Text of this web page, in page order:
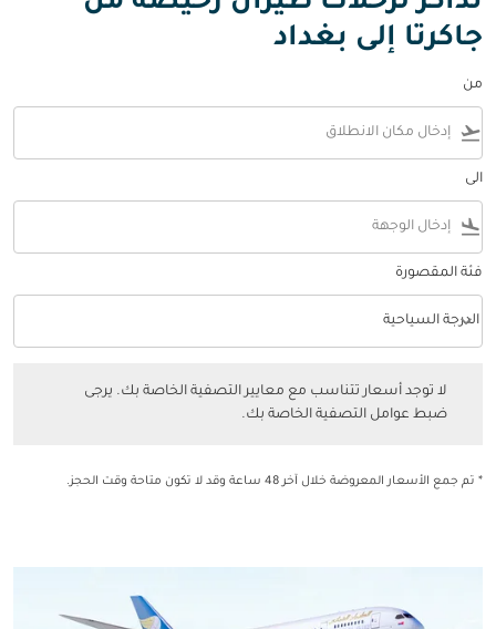
جاكرتا إلى بغداد
من
flight_takeoff
الى
flight_land
فئة المقصورة
فئة المقصورة option الدرجة السياحية Selected
الدرجة السياحية
keyboard_arrow_down
لا توجد أسعار تتناسب مع معايير التصفية الخاصة بك. يرجى
ضبط عوامل التصفية الخاصة بك.
* تم جمع الأسعار المعروضة خلال آخر 48 ساعة وقد لا تكون متاحة وقت الحجز.